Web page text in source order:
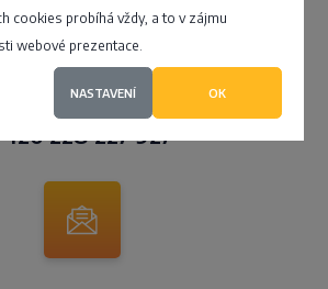
cookies probíhá vždy, a to v zájmu
webové prezentace.
NASTAVENÍ OK
228 227 927